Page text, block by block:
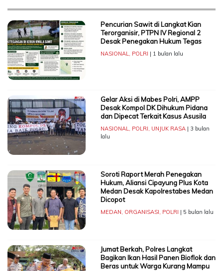
Pencurian Sawit di Langkat Kian
Terorganisir, PTPN IV Regional 2
Desak Penegakan Hukum Tegas
NASIONAL, POLRI | 1 bulan lalu
Gelar Aksi di Mabes Polri, AMPP
Desak Kompol DK Dihukum Pidana
dan Dipecat Terkait Kasus Asusila
NASIONAL, POLRI, UNJUK RASA| 3 bulan
lalu
Soroti Raport Merah Penegakan
Hukum, Aliansi Cipayung Plus Kota
Medan Desak Kapolrestabes Medan
Dicopot
MEDAN, ORGANISASI, POLRI | 5 bulan lalu
Jumat Berkah, Polres Langkat
Bagikan Ikan Hasil Panen Bioflok dan
Beras untuk Warga Kurang Mampu